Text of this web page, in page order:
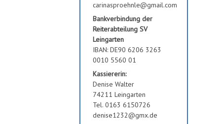
carinasproehnle@gmail.com
Bankverbindung der
Reiterabteilung SV
Leingarten
IBAN: DE90 6206 3263
0010 5560 01
Kassiererin:
Denise Walter
74211 Leingarten
Tel. 0163 6150726
denise1232@gmx.de